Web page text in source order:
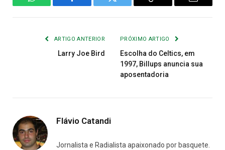
WhatsAppFacebook Twitter
Copiar
E-
ARTIGO ANTERIOR
Larry Joe Bird
PRÓXIMO ARTIGO
Escolha do Celtics, em
1997, Billups anuncia sua
aposentadoria
Flávio Catandi
Jornalista e Radialista apaixonado por basquete.